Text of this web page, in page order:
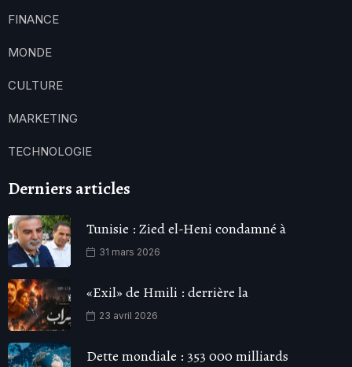
FINANCE
MONDE
CULTURE
MARKETING
TECHNOLOGIE
Derniers articles
Tunisie : Zied el-Heni condamné à
31 mars 2026
«Exil» de Hmili : derrière la
23 avril 2026
Dette mondiale : 353 000 milliards